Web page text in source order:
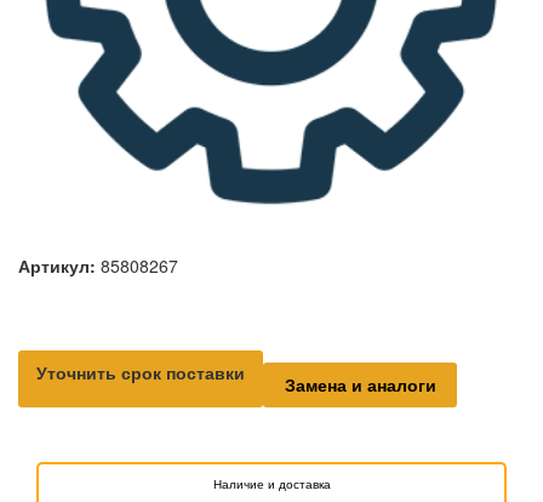
Артикул: 85808267
Уточнить срок поставки Замена и аналоги
Наличие и доставка